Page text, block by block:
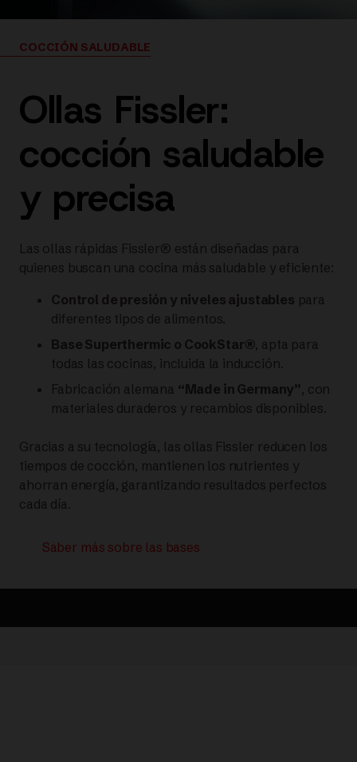
COCCIÓN SALUDABLE
Ollas Fissler:
cocción saludable
y precisa
Las ollas rápidas Fissler® están diseñadas para
quienes buscan una cocina más saludable y eficiente:
Control de presión y niveles ajustables para
diferentes tipos de alimentos.
Base Superthermic o CookStar®, apta para
todas las cocinas, incluida la inducción.
Fabricación alemana “Made in Germany”, con
materiales duraderos y recambios disponibles.
Gracias a su tecnología, las ollas Fissler reducen los
tiempos de cocción, mantienen los nutrientes y
ahorran energía, garantizando resultados perfectos
cada día.
Saber más sobre las bases